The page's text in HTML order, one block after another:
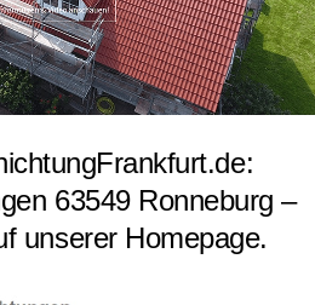
63549 Ronneburg –
unserer Homepage.